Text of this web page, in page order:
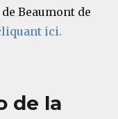
Beaumont de
ici.
de la